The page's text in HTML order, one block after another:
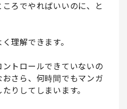
ろでやればいいのに、と
理解できます。
トロールできていないの
さら、何時間でもマンガ
りしてしまいます。